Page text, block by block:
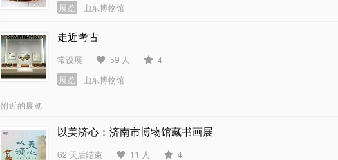
展览
山东博物馆
走近考古
常设展 59 人
4
展览
山东博物馆
附近的展览
以美济心：济南市博物馆藏书画展
62 天后结束 11 人 4